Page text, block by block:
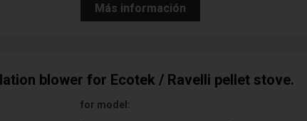
Más información
blower for Ecotek / Ravelli pellet stove.
for model: